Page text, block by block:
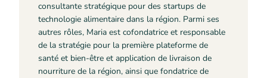
consultante stratégique pour des startups de
technologie alimentaire dans la région. Parmi ses
autres rôles, Maria est cofondatrice et responsable
de la stratégie pour la première plateforme de
santé et bien-être et application de livraison de
nourriture de la région, ainsi que fondatrice de